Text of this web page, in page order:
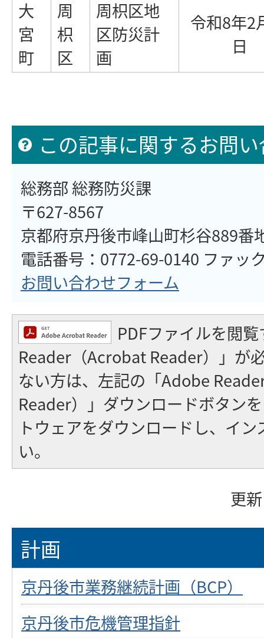
大
宮
町
周
枳
区
周枳区地
区防災計
画
令和8年2
日
この記事に関するお問
総務部 総務防災課
〒627-8567
京都府京丹後市峰山町杉谷889番
電話番号：0772-69-0140 ファッ
お問い合わせフォーム
PDFファイルを閲
Reader（Acrobat Reader）」が
ない方は、左記の「Adobe
Reader）」ダウンロードボタン
トウェアをダウンロードし、イ
い。
更
計画
京丹後市業務継続計画（BCP）
京丹後市危機管理指針